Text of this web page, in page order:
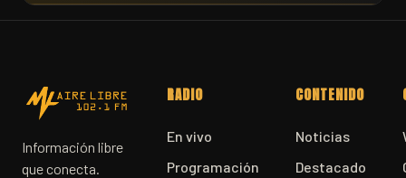
Información libre
que conecta.
RADIO
En vivo
Programación
CONTENIDO
Noticias
Destacado